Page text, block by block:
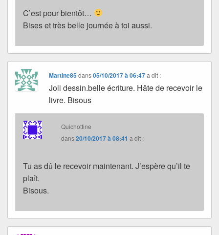
C’est pour bientôt…
Bises et très belle journée à toi aussi.
Martine85dans05/10/2017 à 06:47 a dit :
Joli dessin.belle écriture. Hâte de recevoir le
livre. Bisous
Quichottine
dans20/10/2017 à 08:41 a dit :
Tu as dû le recevoir maintenant. J’espère qu’il te
plaît.
Bisous.